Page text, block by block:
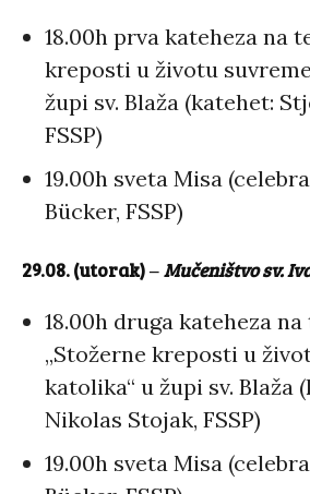
18.00h prva kateheza na
kreposti u životu
župi sv. Blaža (katehet:
FSSP)
19.00h sveta Misa
Bücker, FSSP)
29.08. (utorak)‒Mučeništvo sv.
18.00h druga kateheza
„Stožerne kreposti u
katolika“ u župi sv. Blaža
Nikolas Stojak, FSSP)
19.00h sveta Misa